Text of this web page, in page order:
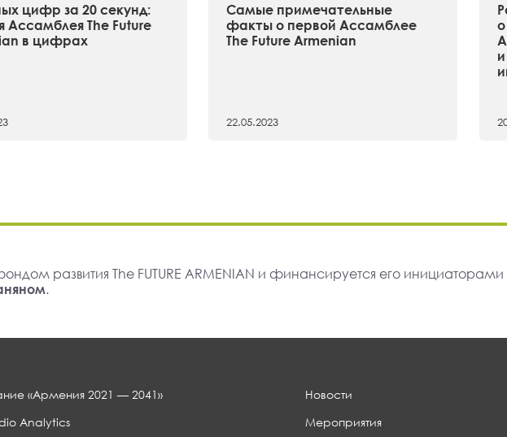
цифр за 20 секунд:
Ассамблея The Future
в цифрах
Самые примечательные
факты о первой Ассамблее
The Future Armenian
22.05.2023
развития The FUTURE ARMENIAN и финансируется его инициаторами
.
«Армения 2021 — 2041»
Analytics
Новости
Мероприятия